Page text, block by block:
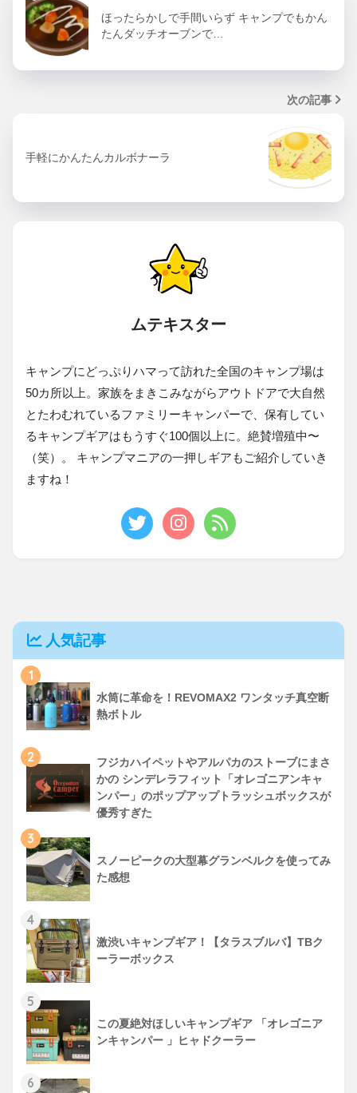
ほったらかしで手間いらず キャンプでもかん
たんダッチオーブンで…
次の記事
手軽にかんたんカルボナーラ
ムテキスター
キャンプにどっぷりハマって訪れた全国のキャンプ場は
50カ所以上。家族をまきこみながらアウトドアで大自然
とたわむれているファミリーキャンパーで、保有してい
るキャンプギアはもうすぐ100個以上に。絶賛増殖中〜
（笑）。 キャンプマニアの一押しギアもご紹介していき
ますね！
人気記事
1
水筒に革命を！REVOMAX2 ワンタッチ真空断
熱ボトル
2
フジカハイペットやアルパカのストーブにまさ
かの シンデレラフィット「オレゴニアンキャ
ンパー」のポップアップトラッシュボックスが
優秀すぎた
3
スノーピークの大型幕グランベルクを使ってみ
た感想
4
激渋いキャンプギア！【タラスブルバ】TBク
ーラーボックス
5
この夏絶対ほしいキャンプギア 「オレゴニア
ンキャンパー 」ヒャドクーラー
6